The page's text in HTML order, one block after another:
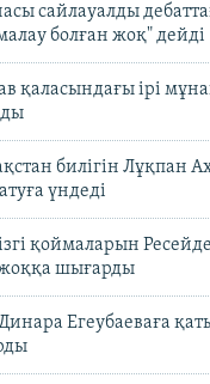
сайлауалды
болған жоқ" дейді
қаласындағы ірі
билігін Лұқпан
үндеді
қоймаларын
шығарды
Егеубаеваға